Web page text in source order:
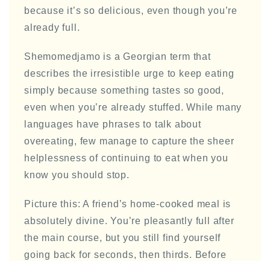
because it’s so delicious, even though you’re
already full.
Shemomedjamo is a Georgian term that
describes the irresistible urge to keep eating
simply because something tastes so good,
even when you’re already stuffed. While many
languages have phrases to talk about
overeating, few manage to capture the sheer
helplessness of continuing to eat when you
know you should stop.
Picture this: A friend’s home-cooked meal is
absolutely divine. You’re pleasantly full after
the main course, but you still find yourself
going back for seconds, then thirds. Before